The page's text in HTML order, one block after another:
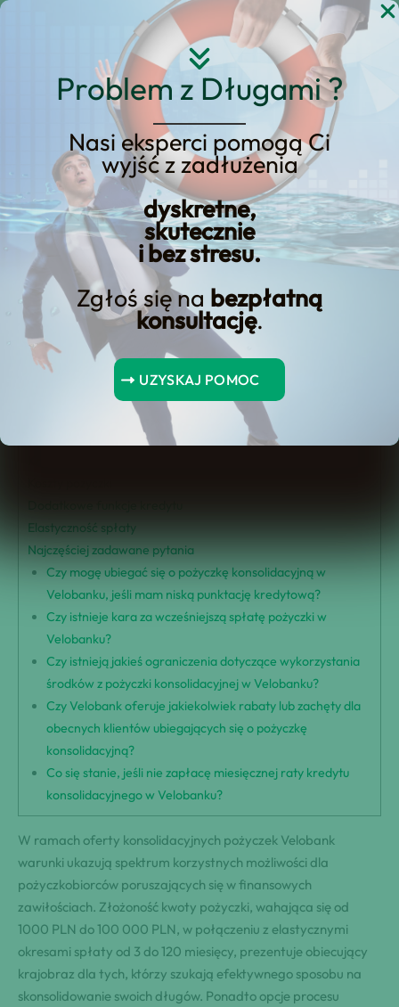
Problem z Długami ?
Nasi eksperci pomogą Ci
wyjść z zadłużenia
dyskretne,
skutecznie
i bez stresu.
Zgłoś się na bezpłatną
konsultację.
UZYSKAJ POMOC
Przejdź
Konsolidacyjny kredyt
refinansowy w
Velobanku – Warunki
Spis Treści
Podsumowanie kluczowych punktów
Kwota pożyczki i czas trwania
Opcje procesu aplikacyjnego
Elastyczność spłaty
Najczęściej zadawane pytania
Czy mogę ubiegać się o pożyczkę konsolidacyjną w
Velobanku, jeśli mam niską punktację kredytową?
Czy istnieje kara za wcześniejszą spłatę pożyczki w
Velobanku?
Czy istnieją jakieś ograniczenia dotyczące wykorzystania
środków z pożyczki konsolidacyjnej w Velobanku?
Czy Velobank oferuje jakiekolwiek rabaty lub zachęty dla
obecnych klientów ubiegających się o pożyczkę
konsolidacyjną?
Co się stanie, jeśli nie zapłacę miesięcznej raty kredytu
konsolidacyjnego w Velobanku?
W ramach oferty konsolidacyjnych pożyczek Velobank
warunki ukazują spektrum korzystnych możliwości dla
pożyczkobiorców poruszających się w finansowych
zawiłościach. Złożoność kwoty pożyczki, wahająca się od
1000 PLN do 100 000 PLN, w połączeniu z elastycznymi
okresami spłaty od 3 do 120 miesięcy, prezentuje obiecujący
krajobraz dla tych, którzy szukają efektywnego sposobu na
skonsolidowanie swoich długów. Ponadto opcje procesu